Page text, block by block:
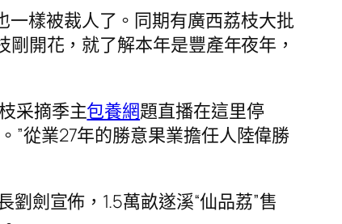
樣被裁人了。同期有廣西荔枝大批
開花，就了解本年是豐產年夜年，
采摘季主包養網題直播在這里停
”從業27年的勝意果業擔任人陸偉勝
劍宣佈，1.5萬畝遂溪“仙品荔”售